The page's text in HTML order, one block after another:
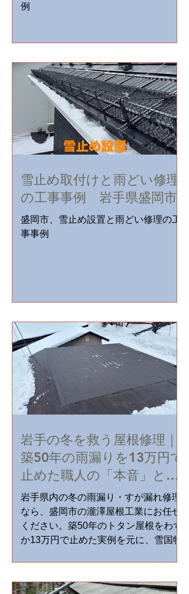
例
雪止め取付けと雨どい修理
の工事事例 岩手県盛岡市
盛岡市、雪止め設置と雨どい修理の工
事事例
岩手の冬を救う屋根修理｜
築50年の雨漏りを13万円で
止めた職人の「本音」と全
トラブル対策
岩手県内の冬の雨漏り・すが漏れ修理
なら、盛岡市の瀧澤屋根工業にお任せ
ください。築50年のトタン屋根をわず
か13万円で止めた実例を元に、雪国特
し続ける「冬の雨漏り」を、職人直営